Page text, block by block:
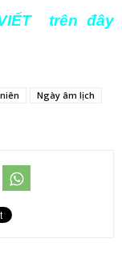
trên đây
Ngày âm lịch